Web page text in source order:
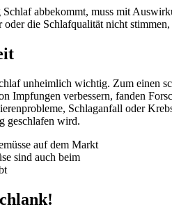
abbekommt, muss mit
die Schlafqualität nicht
unheimlich wichtig. Zum einen
Impfungen verbessern, fanden
Schlaganfall oder
geschlafen wird.
sind auch beim